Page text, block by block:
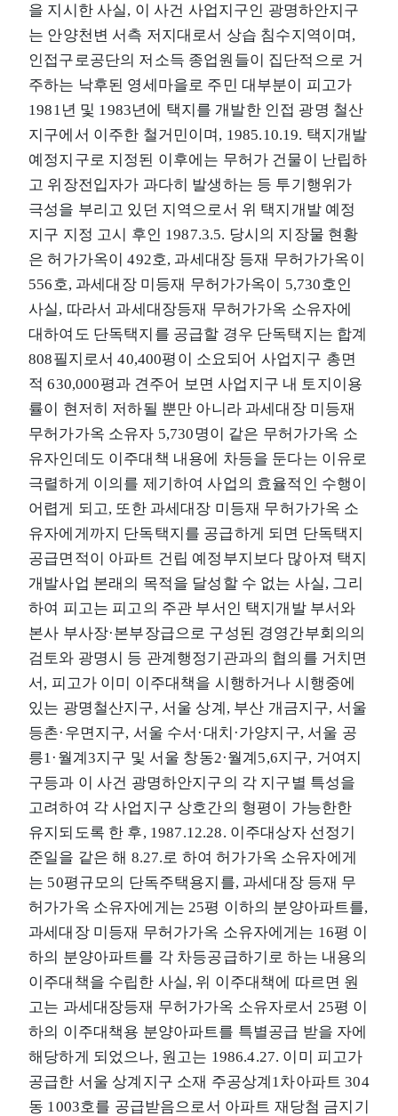
을 지시한 사실, 이 사건 사업지구인 광명하안지구
는 안양천변 서측 저지대로서 상습 침수지역이며,
인접구로공단의 저소득 종업원들이 집단적으로 거
주하는 낙후된 영세마을로 주민 대부분이 피고가
1981년 및 1983년에 택지를 개발한 인접 광명 철산
지구에서 이주한 철거민이며, 1985.10.19. 택지개발
예정지구로 지정된 이후에는 무허가 건물이 난립하
고 위장전입자가 과다히 발생하는 등 투기행위가
극성을 부리고 있던 지역으로서 위 택지개발 예정
지구 지정 고시 후인 1987.3.5. 당시의 지장물 현황
은 허가가옥이 492호, 과세대장 등재 무허가가옥이
556호, 과세대장 미등재 무허가가옥이 5,730호인
사실, 따라서 과세대장등재 무허가가옥 소유자에
대하여도 단독택지를 공급할 경우 단독택지는 합계
808필지로서 40,400평이 소요되어 사업지구 총면
적 630,000평과 견주어 보면 사업지구 내 토지이용
률이 현저히 저하될 뿐만 아니라 과세대장 미등재
무허가가옥 소유자 5,730명이 같은 무허가가옥 소
유자인데도 이주대책 내용에 차등을 둔다는 이유로
극렬하게 이의를 제기하여 사업의 효율적인 수행이
어렵게 되고, 또한 과세대장 미등재 무허가가옥 소
유자에게까지 단독택지를 공급하게 되면 단독택지
공급면적이 아파트 건립 예정부지보다 많아져 택지
개발사업 본래의 목적을 달성할 수 없는 사실, 그리
하여 피고는 피고의 주관 부서인 택지개발 부서와
본사 부사장·본부장급으로 구성된 경영간부회의의
검토와 광명시 등 관계행정기관과의 협의를 거치면
서, 피고가 이미 이주대책을 시행하거나 시행중에
있는 광명철산지구, 서울 상계, 부산 개금지구, 서울
등촌·우면지구, 서울 수서·대치·가양지구, 서울 공
릉1·월계3지구 및 서울 창동2·월계5,6지구, 거여지
구등과 이 사건 광명하안지구의 각 지구별 특성을
고려하여 각 사업지구 상호간의 형평이 가능한한
유지되도록 한 후, 1987.12.28. 이주대상자 선정기
준일을 같은 해 8.27.로 하여 허가가옥 소유자에게
는 50평규모의 단독주택용지를, 과세대장 등재 무
허가가옥 소유자에게는 25평 이하의 분양아파트를,
과세대장 미등재 무허가가옥 소유자에게는 16평 이
하의 분양아파트를 각 차등공급하기로 하는 내용의
이주대책을 수립한 사실, 위 이주대책에 따르면 원
고는 과세대장등재 무허가가옥 소유자로서 25평 이
하의 이주대책용 분양아파트를 특별공급 받을 자에
해당하게 되었으나, 원고는 1986.4.27. 이미 피고가
공급한 서울 상계지구 소재 주공상계1차아파트 304
동 1003호를 공급받음으로서 아파트 재당첨 금지기